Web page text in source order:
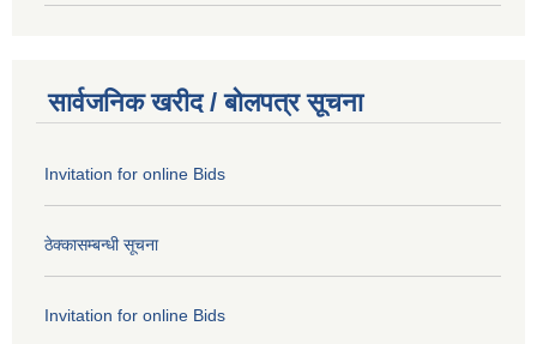
सार्वजनिक खरीद / बोलपत्र सूचना
Invitation for online Bids
ठेक्कासम्बन्धी सूचना
Invitation for online Bids